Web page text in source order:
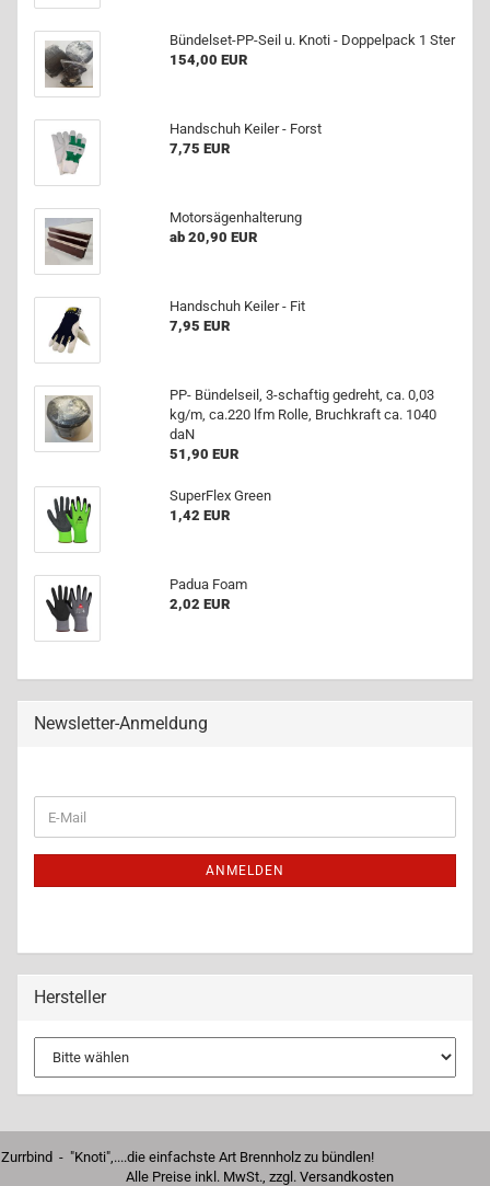
Bündelset-​PP-Seil u. Knoti - Dop­pel­pack 1 Ster
154,00 EUR
Hand­schuh Kei­ler - Forst
7,75 EUR
Mo­tor­sä­gen­hal­te­rung
ab 20,90 EUR
Hand­schuh Kei­ler - Fit
7,95 EUR
PP- Bün­del­seil, 3-​schaftig ge­dreht, ca. 0,03
kg/m, ca.220 lfm Rolle, Bruch­kraft ca. 1040
daN
51,90 EUR
Su­per­Flex Green
1,42 EUR
Padua Foam
2,02 EUR
Newsletter-Anmeldung
ZUR
E-
Mail
ANMELDEN
Hersteller
Zurrbind - "Knoti",....die einfachste Art Brennholz zu bündlen!
Alle Preise inkl. MwSt., zzgl. Versandkosten